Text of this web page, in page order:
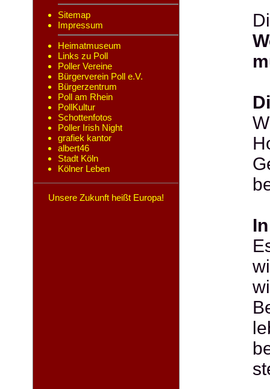
Sitemap
Impressum
Heimatmuseum
Links zu Poll
Poller Vereine
Bürgerverein Poll e.V.
Bürgerzentrum
Poll am Rhein
PollKultur
Schottenfotos
Poller Irish Night
grafiek kantor
albert46
Stadt Köln
Kölner Leben
Unsere Zukunft heißt Europa!